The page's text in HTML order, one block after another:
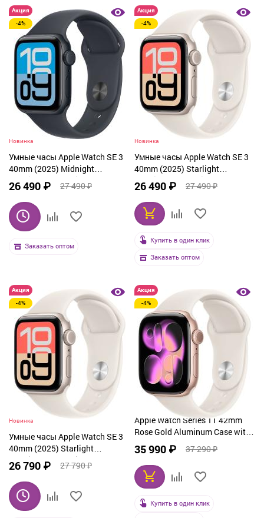
Акция
-4%
Новинка
Умные часы Apple Watch SE 3
40mm (2025) Midnight
Aluminum Case with Sport Band
Midnight
26 490 ₽ 27 490 ₽
Заказать оптом
Акция
-4%
Новинка
Умные часы Apple Watch SE 3
40mm (2025) Starlight
Aluminum Case with Sport Band
Starlight
26 490 ₽ 27 490 ₽
Купить в один клик
Заказать оптом
Акция
-4%
Новинка
Умные часы Apple Watch SE 3
40mm (2025) Starlight
Aluminum Case with Sport Band
Light Blush
26 790 ₽ 27 790 ₽
Акция
-4%
Apple Watch Series 11 42mm
Rose Gold Aluminum Case with
Sport Starlight
35 990 ₽ 37 290 ₽
Купить в один клик